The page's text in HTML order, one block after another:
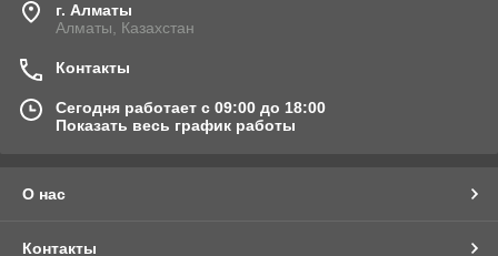
г. Алматы
Алматы, Казахстан
Контакты
Сегодня работает с 09:00 до 18:00
Показать весь график работы
О нас
Контакты